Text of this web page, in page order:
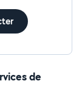
de